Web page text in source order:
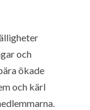
och
ökade
och kärl